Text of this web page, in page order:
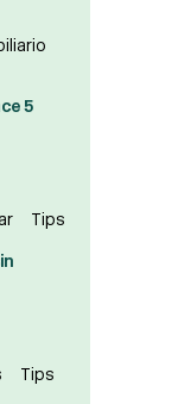
5
Tips
Tips